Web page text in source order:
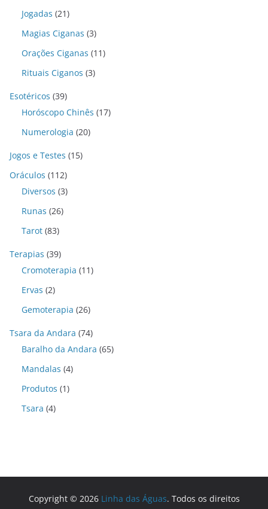
Jogadas (21)
Magias Ciganas (3)
Orações Ciganas (11)
Rituais Ciganos (3)
Esotéricos (39)
Horóscopo Chinês (17)
Numerologia (20)
Jogos e Testes (15)
Oráculos (112)
Diversos (3)
Runas (26)
Tarot (83)
Terapias (39)
Cromoterapia (11)
Ervas (2)
Gemoterapia (26)
Tsara da Andara (74)
Baralho da Andara (65)
Mandalas (4)
Produtos (1)
Tsara (4)
Copyright © 2026 Linha das Águas. Todos os direitos